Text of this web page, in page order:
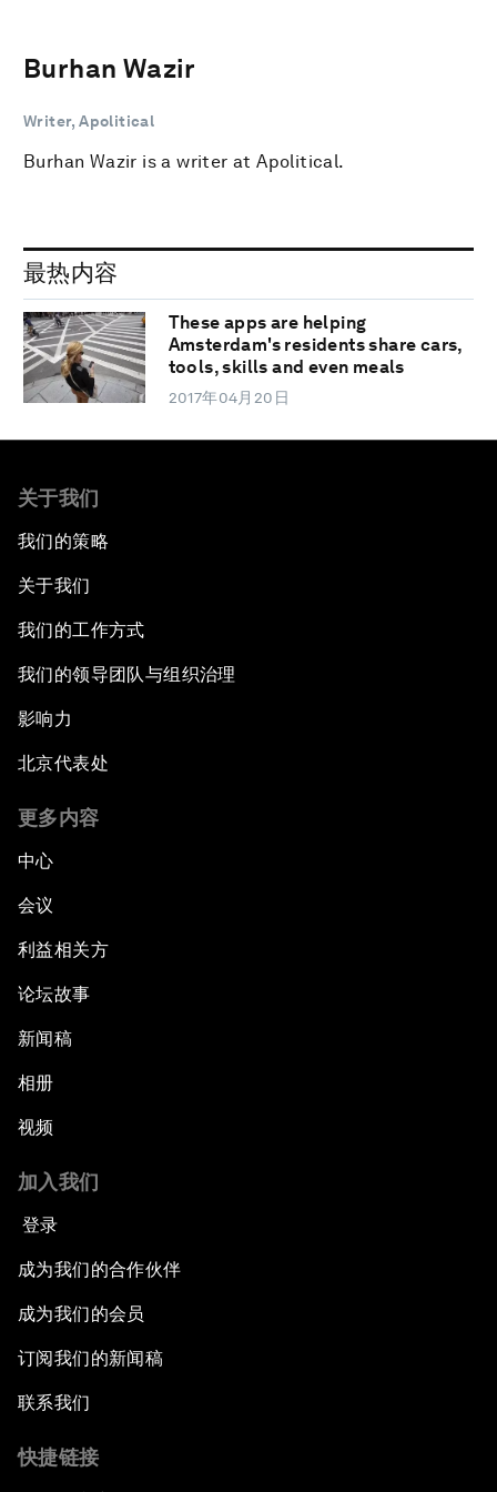
Burhan Wazir
Writer, Apolitical
Burhan Wazir is a writer at Apolitical.
最热内容
These apps are helping
Amsterdam's residents share cars,
tools, skills and even meals
2017年04月20日
关于我们
我们的策略
关于我们
我们的工作方式
我们的领导团队与组织治理
影响力
北京代表处
更多内容
中心
会议
利益相关方
论坛故事
新闻稿
相册
视频
加入我们
登录
成为我们的合作伙伴
成为我们的会员
订阅我们的新闻稿
联系我们
快捷链接